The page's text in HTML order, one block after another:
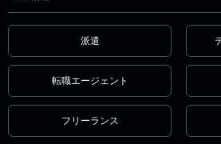
派遣
転職エージェント
フリーランス